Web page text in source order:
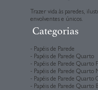
Trazer vida às paredes,
envolventes e únicos.
Categorias
- Papéis de Parede
- Papéis de Parede Quarto
- Papéis de Parede Quarto
- Papéis de Parede Quarto
- Papéis de Parede Quarto
- Papéis de Parede Quarto